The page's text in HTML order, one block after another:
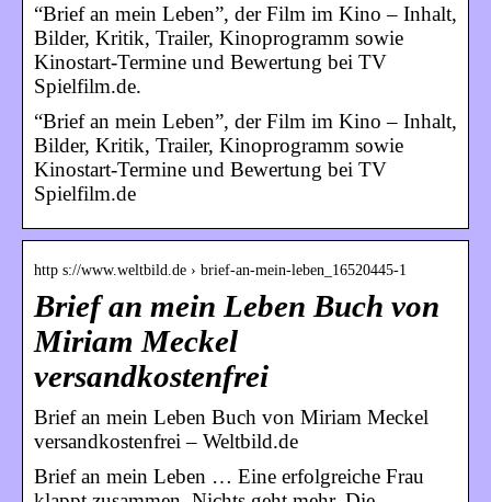
“Brief an mein Leben”, der Film im Kino – Inhalt,
Bilder, Kritik, Trailer, Kinoprogramm sowie
Kinostart-Termine und Bewertung bei TV
Spielfilm.de.
“Brief an mein Leben”, der Film im Kino – Inhalt,
Bilder, Kritik, Trailer, Kinoprogramm sowie
Kinostart-Termine und Bewertung bei TV
Spielfilm.de
http s://www.weltbild.de › brief-an-mein-leben_16520445-1
Brief an mein Leben Buch von
Miriam Meckel
versandkostenfrei
Brief an mein Leben Buch von Miriam Meckel
versandkostenfrei – Weltbild.de
Brief an mein Leben … Eine erfolgreiche Frau